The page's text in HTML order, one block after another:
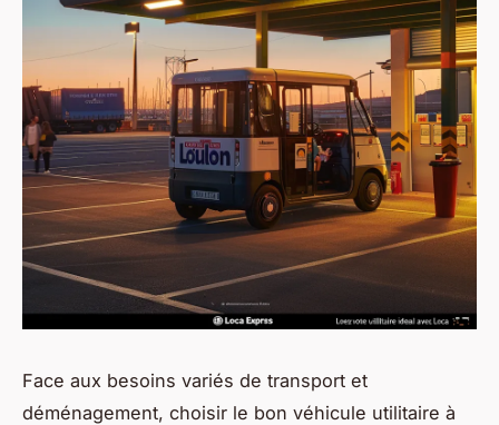
Face aux besoins variés de transport et
déménagement, choisir le bon véhicule utilitaire à